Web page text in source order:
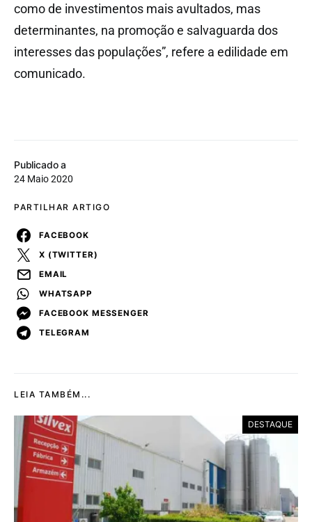
Publicado a
24 Maio 2020
PARTILHAR ARTIGO
FACEBOOK
X (TWITTER)
EMAIL
WHATSAPP
FACEBOOK MESSENGER
TELEGRAM
como de investimentos mais avultados, mas
determinantes, na promoção e salvaguarda dos
interesses das populações”, refere a edilidade em
comunicado.
LEIA TAMBÉM...
DESTAQUE